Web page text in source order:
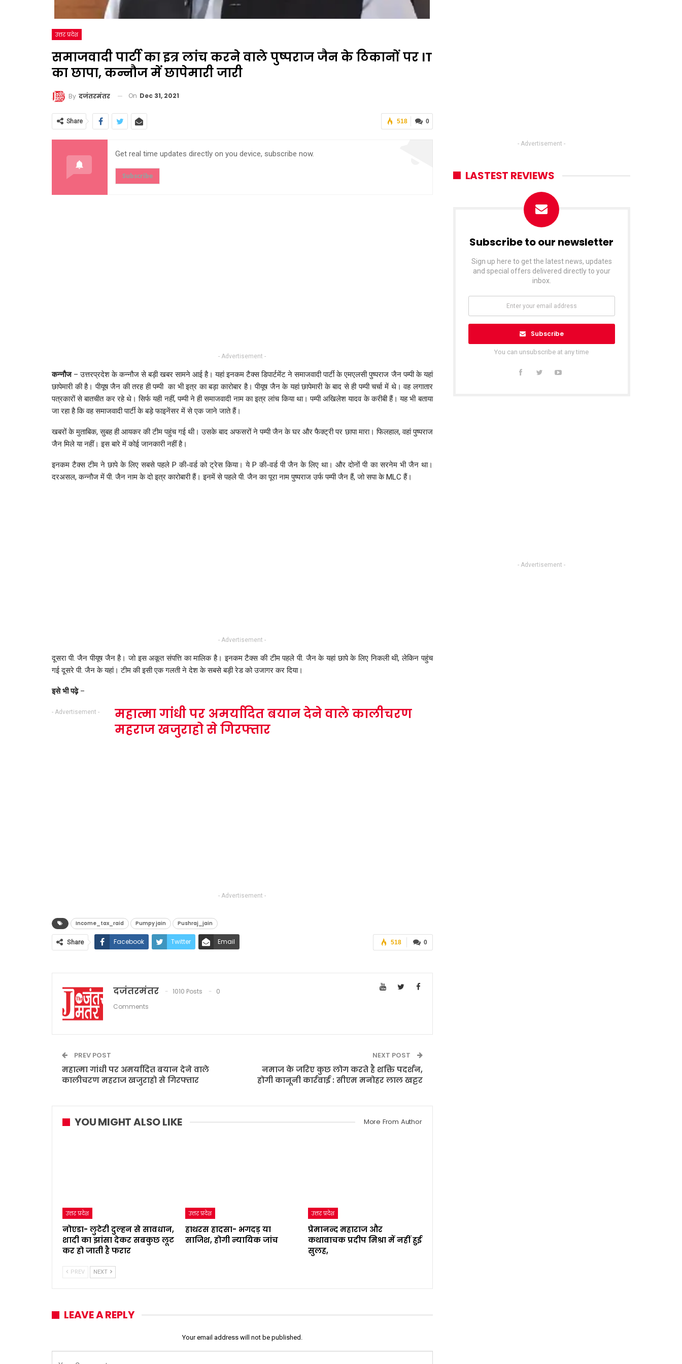
उत्तर प्रदेश
समाजवादी पार्टी का इत्र लांच करने वाले पुष्पराज जैन के ठिकानों पर IT
का छापा, कन्नौज में छापेमारी जारी
By दजंतरमंतर On Dec 31, 2021
0
518
Share
Get real time updates directly on you device, subscribe now.
Subscribe
- Advertisement -
कन्नौज– उत्तरप्रदेश के कन्नौज से बड़ी खबर सामने आई है। यहां इनकम टैक्स डिपार्टमेंट ने समाजवादी पार्टी के एमएलसी पुष्पराज जैन पम्पी के यहां
छापेमारी की है। पीयूष जैन की तरह ही पम्पी का भी इत्र का बड़ा कारोबार है। पीयूष जैन के यहां छापेमारी के बाद से ही पम्पी चर्चा में थे। वह लगातार
पत्रकारों से बातचीत कर रहे थे। सिर्फ यही नहीं, पम्पी ने ही समाजवादी नाम का इत्र लांच किया था। पम्पी अखिलेश यादव के करीबी हैं। यह भी बताया
जा रहा है कि वह समाजवादी पार्टी के बड़े फाइनेंसर में से एक जाने जाते हैं।
खबरों के मुताबिक, सुबह ही आयकर की टीम पहुंच गई थी। उसके बाद अफसरों ने पम्पी जैन के घर और फैक्ट्री पर छापा मारा। फिलहाल, वहां पुष्पराज
जैन मिले या नहीं। इस बारे में कोई जानकारी नहीं है।
इनकम टैक्स टीम ने छापे के लिए सबसे पहले P की-वर्ड को ट्रेस किया। ये P की-वर्ड पी जैन के लिए था। और दोनों पी का सरनेम भी जैन था।
दरअसल, कन्नौज में पी. जैन नाम के दो इत्र कारोबारी हैं। इनमें से पहले पी. जैन का पूरा नाम पुष्पराज उर्फ पम्पी जैन हैं, जो सपा के MLC हैं।
- Advertisement -
दूसरा पी. जैन पीयूष जैन है। जो इस अकूत संपत्ति का मालिक है। इनकम टैक्स की टीम पहले पी. जैन के यहां छापे के लिए निकली थी, लेकिन पहुंच
गई दूसरे पी. जैन के यहां। टीम की इसी एक गलती ने देश के सबसे बड़ी रेड को उजागर कर दिया।
इसे भी पढ़े–
- Advertisement -
महात्मा गांधी पर अमर्यादित बयान देने वाले कालीचरण
महराज खजुराहो से गिरफ्तार
- Advertisement -
Income_tax_raid Pumpy jain Pushraj_jain
0
518
Share Facebook Twitter Email
दजंतरमंतर 1010 Posts
0
Comments
PREV POST
महात्मा गांधी पर अमर्यादित बयान देने वाले
कालीचरण महराज खजुराहो से गिरफ्तार
NEXT POST
नमाज के जरिए कुछ लोग करते है शक्ति पदर्शन,
होगी कानूनी कार्रवाई : सीएम मनोहर लाल खट्टर
YOU MIGHT ALSO LIKE More From Author
उत्तर प्रदेश
नोएडा- लुटेरी दुल्हन से सावधान,
शादी का झांसा देकर सबकुछ लूट
कर हो जाती है फरार
उत्तर प्रदेश
हाथरस हादसा- भगदड़ या
साजिश, होगी न्यायिक जांच
उत्तर प्रदेश
प्रेमानन्द महाराज और
कथावाचक प्रदीप मिश्रा में नहीं हुई
सुलह,
PREV NEXT
LEAVE A REPLY
Your email address will not be published.
- Advertisement -
LASTEST REVIEWS
Subscribe to our newsletter
Sign up here to get the latest news, updates
and special offers delivered directly to your
inbox.
Subscribe
You can unsubscribe at any time
- Advertisement -